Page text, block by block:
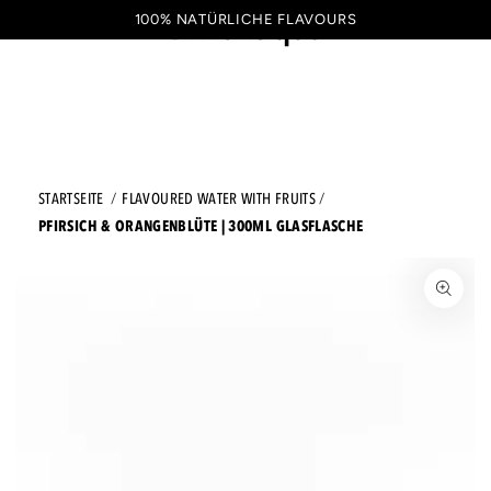
ZUM INHALT SPRINGEN100% NATÜRLICHE FLAVOURS
STARTSEITE FLAVOURED WATER WITH FRUITS
PFIRSICH & ORANGENBLÜTE | 300ML GLASFLASCHE